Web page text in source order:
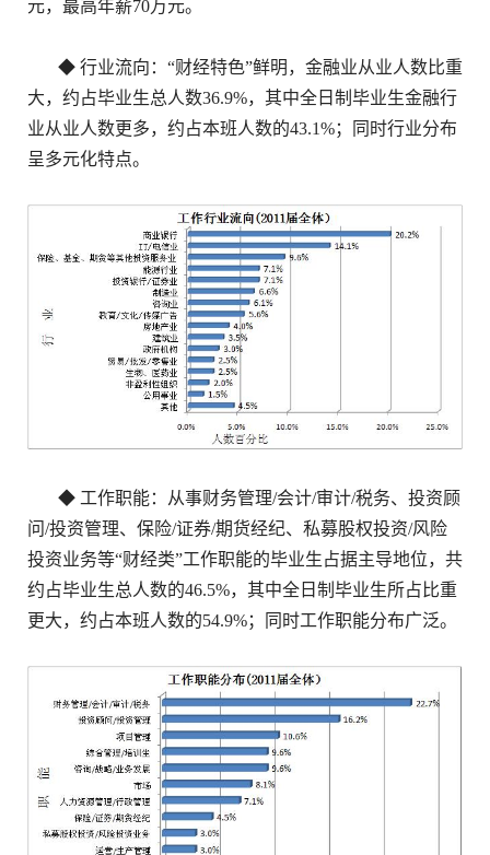
元，最高年薪70万元。
◆ 行业流向：“财经特色”鲜明，金融业从业人数比重
大，约占毕业生总人数36.9%，其中全日制毕业生金融行
业从业人数更多，约占本班人数的43.1%；同时行业分布
呈多元化特点。
◆ 工作职能：从事财务管理/会计/审计/税务、投资顾
问/投资管理、保险/证券/期货经纪、私募股权投资/风险
投资业务等“财经类”工作职能的毕业生占据主导地位，共
约占毕业生总人数的46.5%，其中全日制毕业生所占比重
更大，约占本班人数的54.9%；同时工作职能分布广泛。